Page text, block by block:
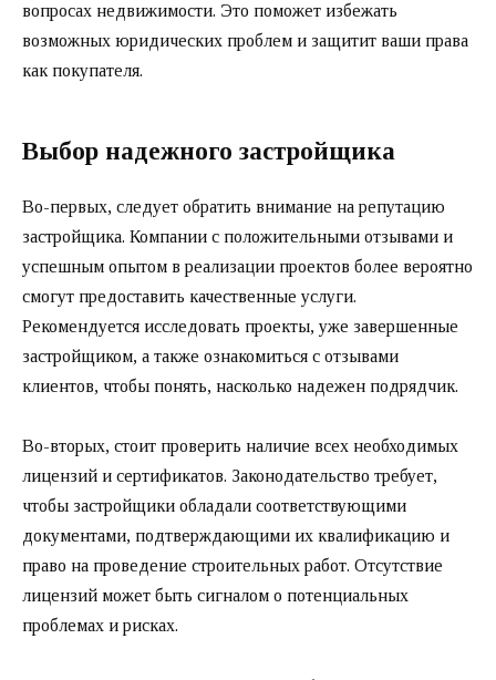
вопросах недвижимости. Это поможет избежать
возможных юридических проблем и защитит ваши права
как покупателя.
Выбор надежного застройщика
Во-первых, следует обратить внимание на репутацию
застройщика. Компании с положительными отзывами и
успешным опытом в реализации проектов более вероятно
смогут предоставить качественные услуги.
Рекомендуется исследовать проекты, уже завершенные
застройщиком, а также ознакомиться с отзывами
клиентов, чтобы понять, насколько надежен подрядчик.
Во-вторых, стоит проверить наличие всех необходимых
лицензий и сертификатов. Законодательство требует,
чтобы застройщики обладали соответствующими
документами, подтверждающими их квалификацию и
право на проведение строительных работ. Отсутствие
лицензий может быть сигналом о потенциальных
проблемах и рисках.